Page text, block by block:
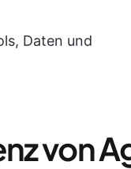
Daten und
von